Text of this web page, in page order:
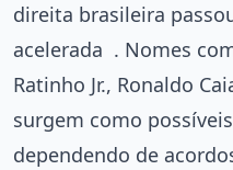
direita brasileira
acelerada . Nomes
Ratinho Jr., Ronaldo
surgem como
dependendo de